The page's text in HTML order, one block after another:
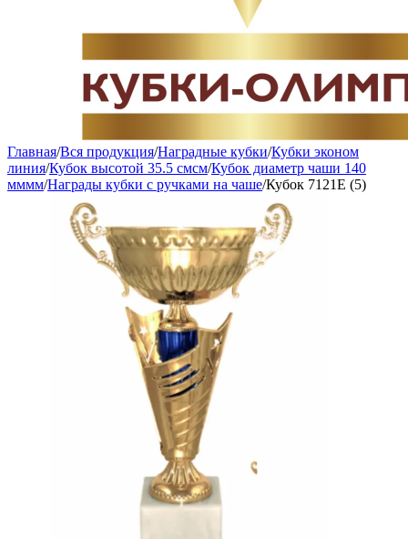
Главная/Вся продукция/Наградные кубки/Кубки эконом
линия/Кубок высотой 35.5 смсм/Кубок диаметр чаши 140
мммм/Награды кубки с ручками на чаше/Кубок 7121E (5)